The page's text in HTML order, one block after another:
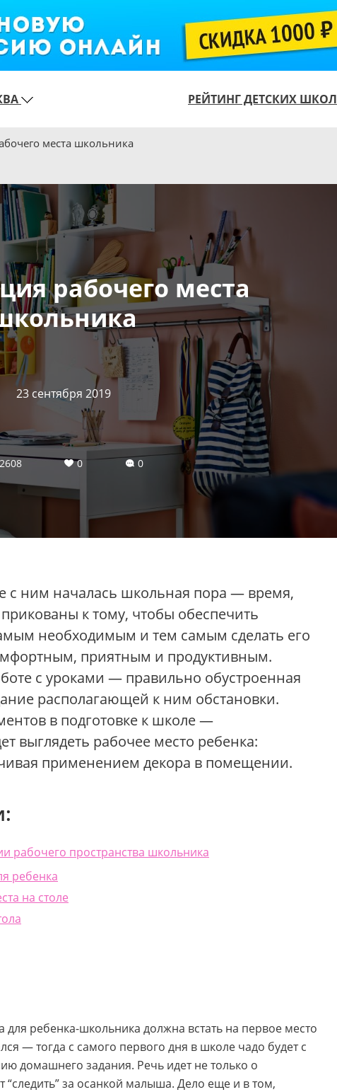
РЕЙТИНГ ДЕТСКИХ ШКОЛ
места школьника
рабочего места
23 сентября 2019
2608 0 0
с ним началась школьная пора — время,
к тому, чтобы обеспечить
необходимым и тем самым сделать его
приятным и продуктивным.
с уроками — правильно обустроенная
располагающей к ним обстановки.
в подготовке к школе —
выглядеть рабочее место ребенка:
применением декора в помещении.
рабочего пространства школьника
ребенка
на столе
для ребенка-школьника должна встать на первое место
— тогда с самого первого дня в школе чадо будет с
домашнего задания. Речь идет не только о
“следить” за осанкой малыша. Дело еще и в том,